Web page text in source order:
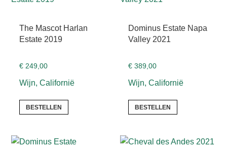
The Mascot Harlan
Estate 2019
€ 249,00
Wijn, Californië
BESTELLEN
Dominus Estate Napa
Valley 2021
€389,00
Wijn, Californië
BESTELLEN